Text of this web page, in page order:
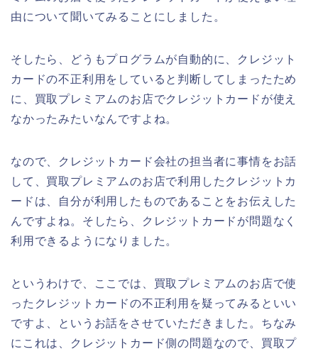
由について聞いてみることにしました。
そしたら、どうもプログラムが自動的に、クレジット
カードの不正利用をしていると判断してしまったため
に、買取プレミアムのお店でクレジットカードが使え
なかったみたいなんですよね。
なので、クレジットカード会社の担当者に事情をお話
して、買取プレミアムのお店で利用したクレジットカ
ードは、自分が利用したものであることをお伝えした
んですよね。そしたら、クレジットカードが問題なく
利用できるようになりました。
というわけで、ここでは、買取プレミアムのお店で使
ったクレジットカードの不正利用を疑ってみるといい
ですよ、というお話をさせていただきました。ちなみ
にこれは、クレジットカード側の問題なので、買取プ